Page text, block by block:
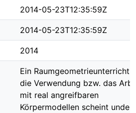
2014-05-23T12:35:59Z
2014-05-23T12:35:59Z
2014
Ein Raumgeometrieunterricht
die Verwendung bzw. das
mit real angreifbaren
Körpermodellen scheint